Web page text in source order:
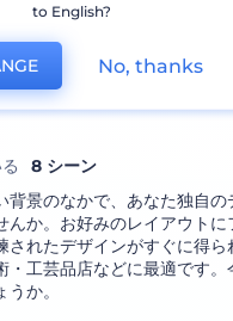
品のモッ
8 シーン
背景のなかで、あなた独自の
んか。お好みのレイアウトに
されたデザインがすぐに得ら
・工芸品店などに最適です。
か。
to English?
No, thanks